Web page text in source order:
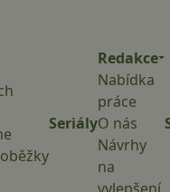
Seriály
Redakce
Nabídka
práce
O nás
Návrhy
na